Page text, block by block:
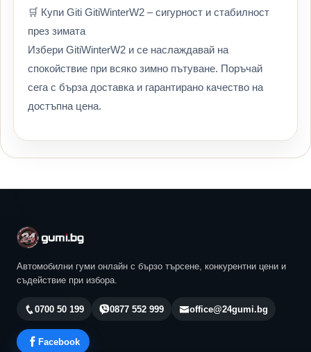
🛒 Купи Giti GitiWinterW2 – сигурност и стабилност
през зимата
Избери GitiWinterW2 и се наслаждавай на
спокойствие при всяко зимно пътуване. Поръчай
сега с бърза доставка и гарантирано качество на
достъпна цена.
Автомобилни гуми онлайн с бързо търсене, конкурентни цени и
съдействие при избора.
0700 50 199 0877 552 999 office@24gumi.bg
Facebook